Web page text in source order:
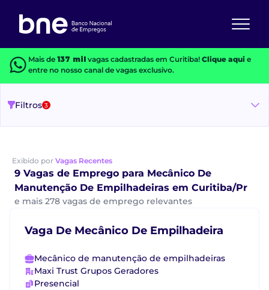
Mais de 137 milvagas cadastradas em Curitiba! Clique aquie
entre no nosso canal de vagas exclusivo.
Filtros 3
Exibido por Vagas Recentes
9 Vagas de Emprego para Mecânico De
Manutenção De Empilhadeiras em Curitiba/Pr
e mais 278 vagas de emprego relevantes
Vaga De Mecânico De Empilhadeira
Mecânico de manutenção de empilhadeiras
Maxi Trust Grupos Geradores
Presencial